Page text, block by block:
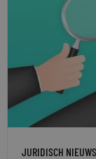
JURIDISCH NIEUWS